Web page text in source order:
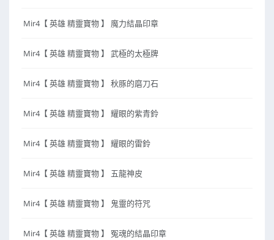
Mir4【 英雄 精靈寶物 】 魔力結晶印章
Mir4【 英雄 精靈寶物 】 武極的太極牌
Mir4【 英雄 精靈寶物 】 秋豚的磨刀石
Mir4【 英雄 精靈寶物 】 耀眼的紫青鈴
Mir4【 英雄 精靈寶物 】 耀眼的雷鈴
Mir4【 英雄 精靈寶物 】 五龍神皮
Mir4【 英雄 精靈寶物 】 鬼靈的符咒
Mir4【 英雄 精靈寶物 】 冤魂的結晶印章